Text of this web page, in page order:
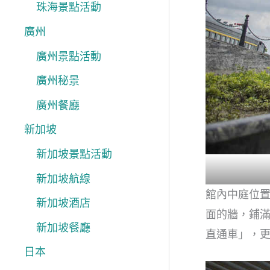
珠海景點活動
廣州
廣州景點活動
廣州秘景
廣州餐廳
新加坡
新加坡景點活動
新加坡航線
新加坡酒店
新加坡餐廳
日本
館內中庭位
面的牆，鋪
直通車」，